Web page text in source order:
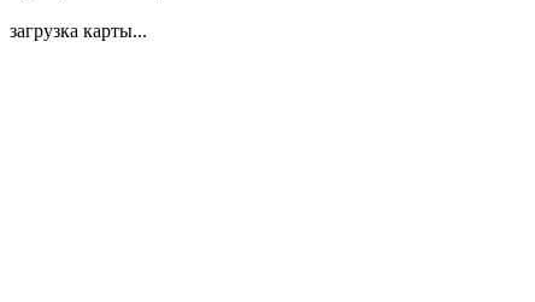
загрузка карты...